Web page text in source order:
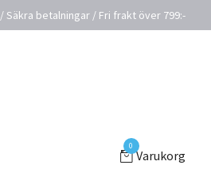
Säkra betalningar / Fri frakt över 799:-
0
Varukorg